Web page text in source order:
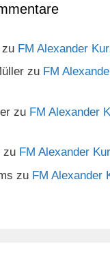
zu FM Alexander
zu FM
zu FM Alexander
zu FM Alexander
zu FM Alexander